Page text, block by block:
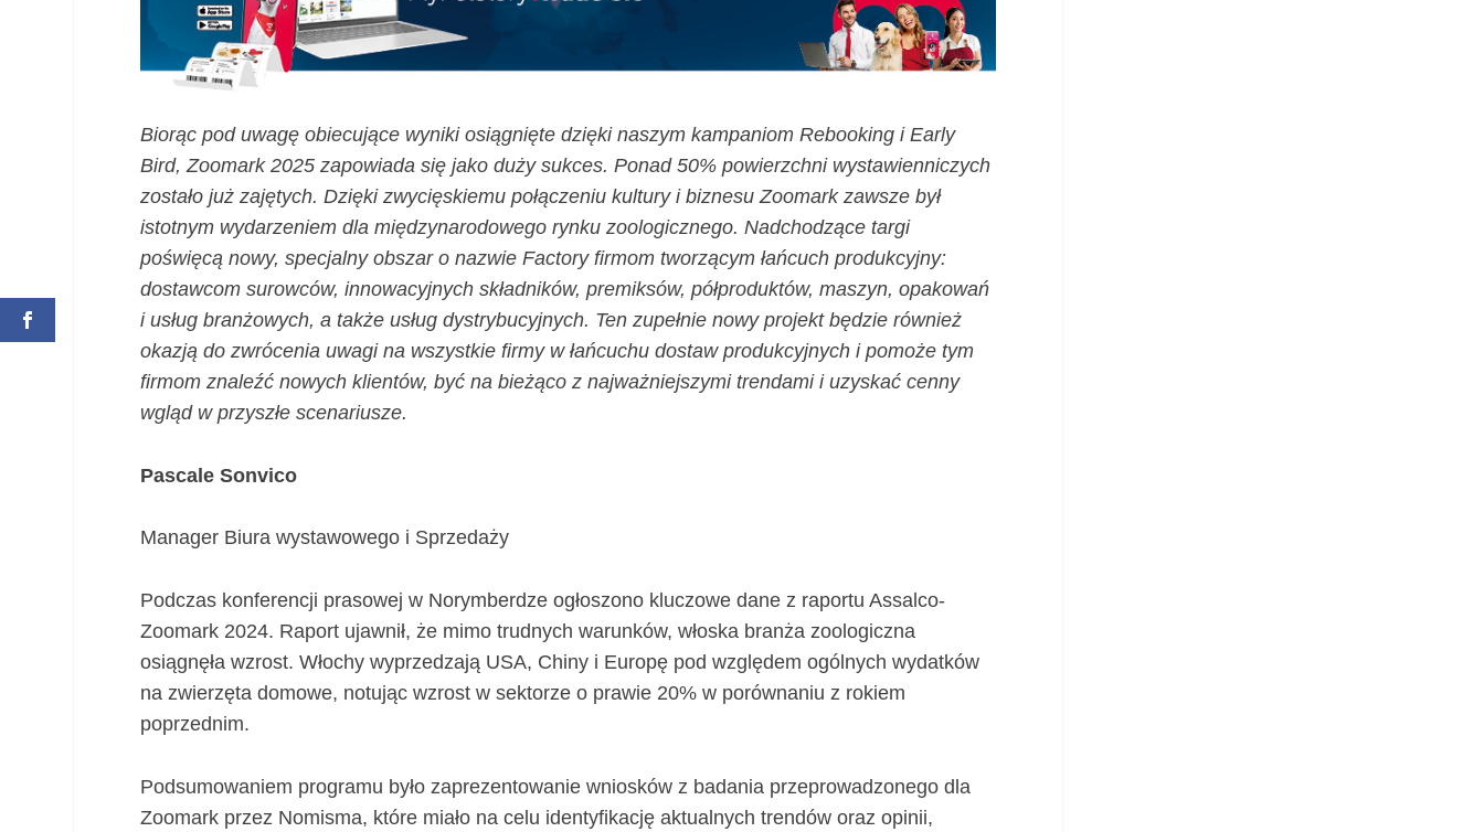
Biorąc pod uwagę obiecujące wyniki osiągnięte dzięki naszym kampaniom Rebooking i Early
Bird, Zoomark 2025 zapowiada się jako duży sukces. Ponad 50% powierzchni wystawienniczych
zostało już zajętych. Dzięki zwycięskiemu połączeniu kultury i biznesu Zoomark zawsze był
istotnym wydarzeniem dla międzynarodowego rynku zoologicznego. Nadchodzące targi
poświęcą nowy, specjalny obszar o nazwie Factory firmom tworzącym łańcuch produkcyjny:
dostawcom surowców, innowacyjnych składników, premiksów, półproduktów, maszyn, opakowań
i usług branżowych, a także usług dystrybucyjnych. Ten zupełnie nowy projekt będzie również
okazją do zwrócenia uwagi na wszystkie firmy w łańcuchu dostaw produkcyjnych i pomoże tym
firmom znaleźć nowych klientów, być na bieżąco z najważniejszymi trendami i uzyskać cenny
wgląd w przyszłe scenariusze.
Pascale Sonvico
Manager Biura wystawowego i Sprzedaży
Podczas konferencji prasowej w Norymberdze ogłoszono kluczowe dane z raportu Assalco-
Zoomark 2024. Raport ujawnił, że mimo trudnych warunków, włoska branża zoologiczna
osiągnęła wzrost. Włochy wyprzedzają USA, Chiny i Europę pod względem ogólnych wydatków
na zwierzęta domowe, notując wzrost w sektorze o prawie 20% w porównaniu z rokiem
poprzednim.
Podsumowaniem programu było zaprezentowanie wniosków z badania przeprowadzonego dla
Zoomark przez Nomisma, które miało na celu identyfikację aktualnych trendów oraz opinii,